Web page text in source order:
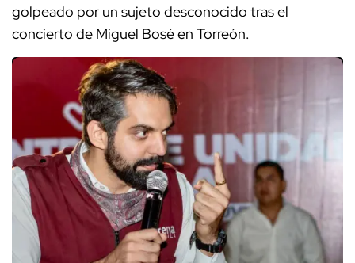
golpeado por un sujeto desconocido tras el
concierto de Miguel Bosé en Torreón.